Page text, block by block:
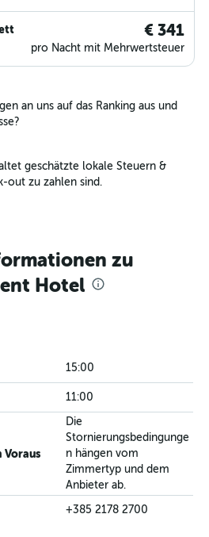
€ 341
pro Nacht mit Mehrwertsteuer
an uns auf das Ranking aus und
geschätzte lokale Steuern &
out zu zahlen sind.
zu
Hotel
15:00
11:00
Die
Stornierungsbedingunge
n hängen vom
Zimmertyp und dem
Anbieter ab.
+385 2178 2700